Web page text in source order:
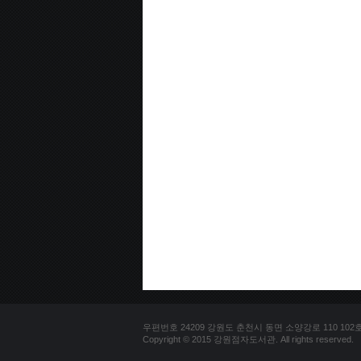
우편번호 24209 강원도 춘천시 동면 소양강로 110 102
Copyright © 2015 강원점자도서관. All rights reserved.